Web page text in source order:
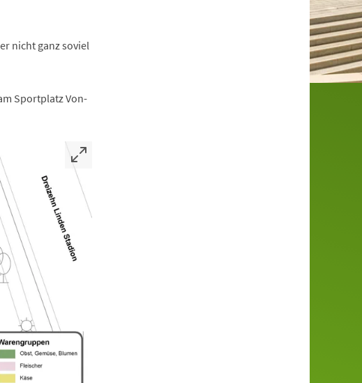
nicht ganz soviel
Sportplatz Von-